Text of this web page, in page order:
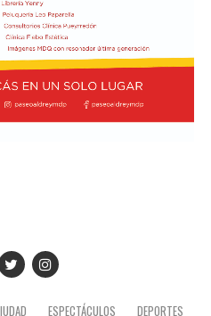
ESPECTÁCULOS DEPORTES